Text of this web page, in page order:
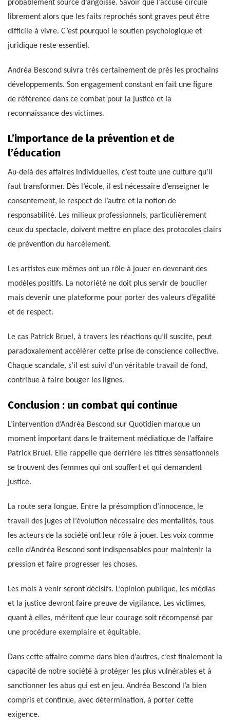
probablement source d’angoisse. Savoir que l’accusé circule
librement alors que les faits reprochés sont graves peut être
difficile à vivre. C’est pourquoi le soutien psychologique et
juridique reste essentiel.
Andréa Bescond suivra très certainement de près les prochains
développements. Son engagement constant en fait une figure
de référence dans ce combat pour la justice et la
reconnaissance des victimes.
L’importance de la prévention et de
l’éducation
Au-delà des affaires individuelles, c’est toute une culture qu’il
faut transformer. Dès l’école, il est nécessaire d’enseigner le
consentement, le respect de l’autre et la notion de
responsabilité. Les milieux professionnels, particulièrement
ceux du spectacle, doivent mettre en place des protocoles clairs
de prévention du harcèlement.
Les artistes eux-mêmes ont un rôle à jouer en devenant des
modèles positifs. La notoriété ne doit plus servir de bouclier
mais devenir une plateforme pour porter des valeurs d’égalité
et de respect.
Le cas Patrick Bruel, à travers les réactions qu’il suscite, peut
paradoxalement accélérer cette prise de conscience collective.
Chaque scandale, s’il est suivi d’un véritable travail de fond,
contribue à faire bouger les lignes.
Conclusion : un combat qui continue
L’intervention d’Andréa Bescond sur Quotidien marque un
moment important dans le traitement médiatique de l’affaire
Patrick Bruel. Elle rappelle que derrière les titres sensationnels
se trouvent des femmes qui ont souffert et qui demandent
justice.
La route sera longue. Entre la présomption d’innocence, le
travail des juges et l’évolution nécessaire des mentalités, tous
les acteurs de la société ont leur rôle à jouer. Les voix comme
celle d’Andréa Bescond sont indispensables pour maintenir la
pression et faire progresser les choses.
Les mois à venir seront décisifs. L’opinion publique, les médias
et la justice devront faire preuve de vigilance. Les victimes,
quant à elles, méritent que leur courage soit récompensé par
une procédure exemplaire et équitable.
Dans cette affaire comme dans bien d’autres, c’est finalement la
capacité de notre société à protéger les plus vulnérables et à
sanctionner les abus qui est en jeu. Andréa Bescond l’a bien
compris et continue, avec détermination, à porter cette
exigence.